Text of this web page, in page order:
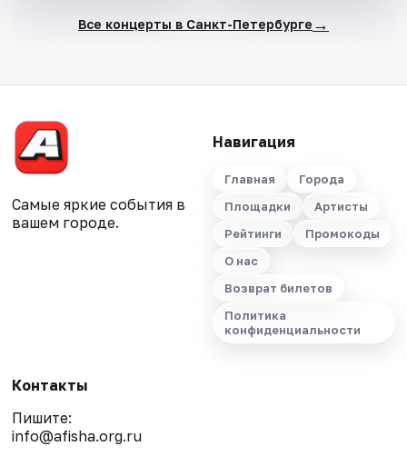
Все концерты в Санкт-Петербурге →
Самые яркие события в
вашем городе.
Навигация
Главная
Города
Площадки
Артисты
Рейтинги
Промокоды
О нас
Возврат билетов
Политика
конфиденциальности
Контакты
Пишите:
info@afisha.org.ru